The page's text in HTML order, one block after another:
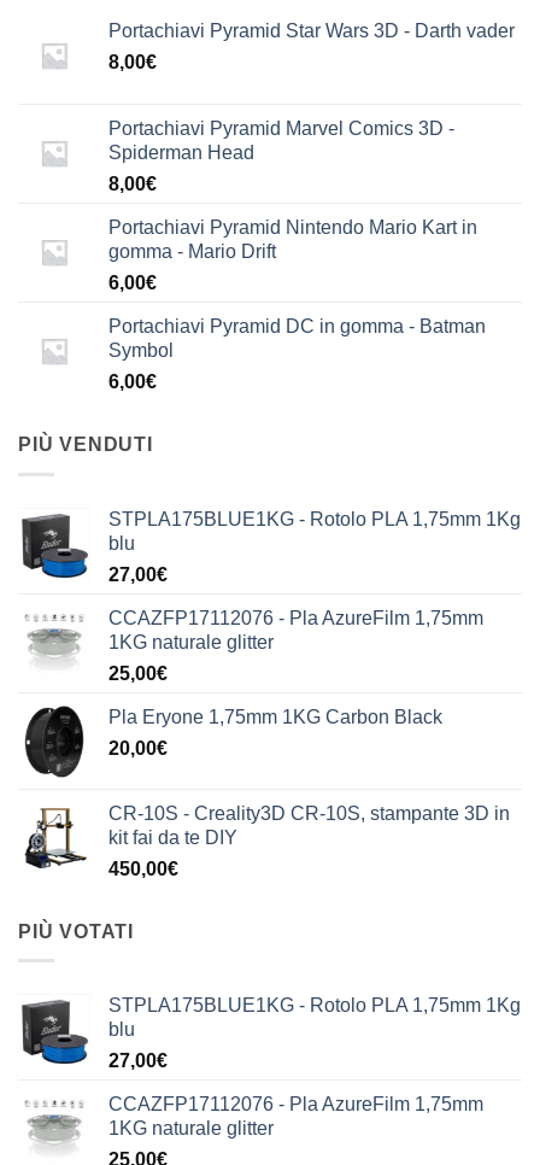
Portachiavi Pyramid Star Wars 3D - Darth vader
8,00€
Portachiavi Pyramid Marvel Comics 3D -
Spiderman Head
8,00€
Portachiavi Pyramid Nintendo Mario Kart in
gomma - Mario Drift
6,00€
Portachiavi Pyramid DC in gomma - Batman
Symbol
6,00€
PIÙ VENDUTI
STPLA175BLUE1KG - Rotolo PLA 1,75mm 1Kg
blu
27,00€
CCAZFP17112076 - Pla AzureFilm 1,75mm
1KG naturale glitter
25,00€
Pla Eryone 1,75mm 1KG Carbon Black
20,00€
CR-10S - Creality3D CR-10S, stampante 3D in
kit fai da te DIY
450,00€
PIÙ VOTATI
STPLA175BLUE1KG - Rotolo PLA 1,75mm 1Kg
blu
27,00€
CCAZFP17112076 - Pla AzureFilm 1,75mm
1KG naturale glitter
25,00€